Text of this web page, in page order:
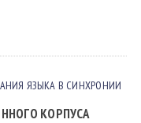
ЯЗЫКА В СИНХРОНИИ
КОРПУСА